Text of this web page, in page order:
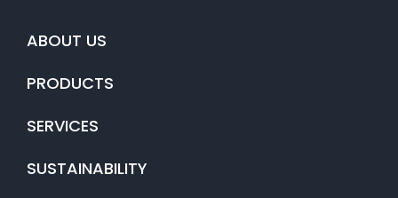
ABOUT US
PRODUCTS
SERVICES
SUSTAINABILITY